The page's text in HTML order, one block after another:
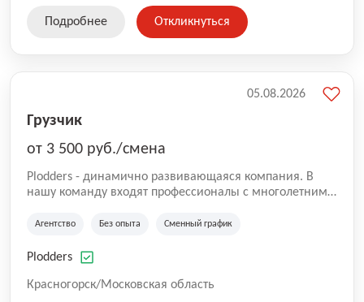
Подробнее Откликнуться
Грузчик
от 3 500 руб./смена
Plodders - динамично развивающаяся компания. В
нашу команду входят профессионалы с многолетним
на рынке аутсорсинга, а накопленный опыт позволяют
оказываемых услуг.
Агентство Без опыта Сменный график
Plodders
Красногорск/Московская область
05.08.2026